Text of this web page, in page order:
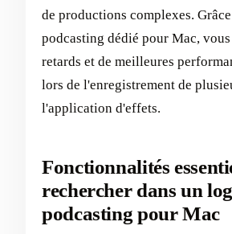
de productions complexes.
podcasting dédié pour Mac,
retards et de meilleures
lors de l'enregistrement de
l'application d'effets.
Fonctionnalités
rechercher dans un
podcasting pour Mac